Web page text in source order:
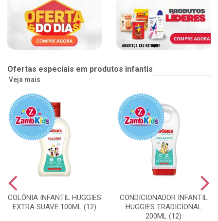
Ofertas especiais em produtos infantis
Veja mais
COLÔNIA INFANTIL HUGGIES
EXTRA SUAVE 100ML (12)
CONDICIONADOR INFANTIL
HUGGIES TRADICIONAL
200ML (12)